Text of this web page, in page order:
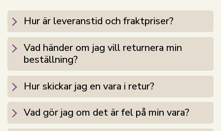
Ullpläden mäter 130x200 cm och har en vikt på 500
g/m², vilket ger en fyllig och behaglig kvalitet. Den
rena nya ullen hjälper till att behålla värmen, samtidigt
som materialet är andningsbart och
temperaturreglerande. Det innebär att pläden känns
bekväm både under kalla vinterdagar, svala
sommarkvällar på terrassen och i lugna stunder
inomhus.
Ull har en naturlig självrengörande effekt tack vare
Hur är leveranstid och fraktpriser?
Vad händer om jag vill returnera min
beställning?
Hur skickar jag en vara i retur?
Vad gör jag om det är fel på min vara?